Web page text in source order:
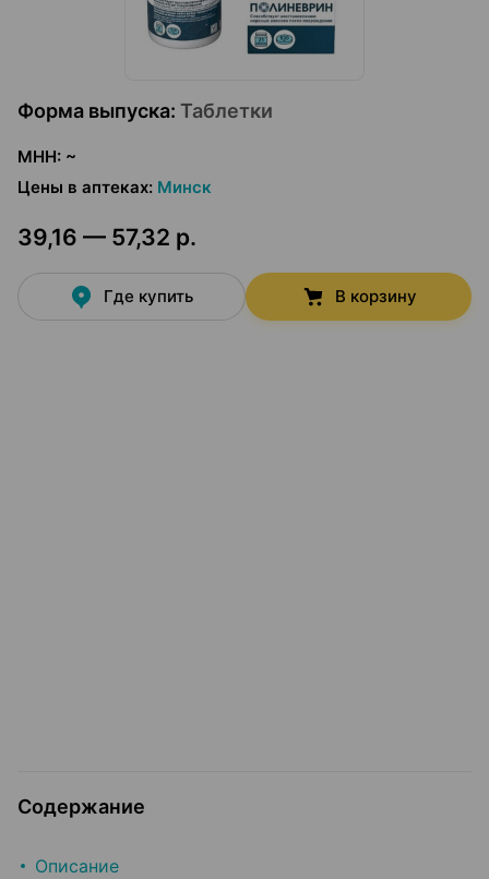
Форма выпуска: Таблетки
МНН: ~
Цены в аптеках: Минск
39,16 — 57,32 р.
Где купить В корзину
Содержание
Описание